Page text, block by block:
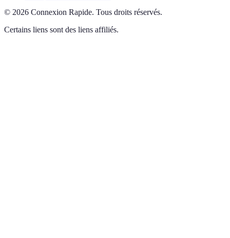
© 2026 Connexion Rapide. Tous droits réservés.
Certains liens sont des liens affiliés.